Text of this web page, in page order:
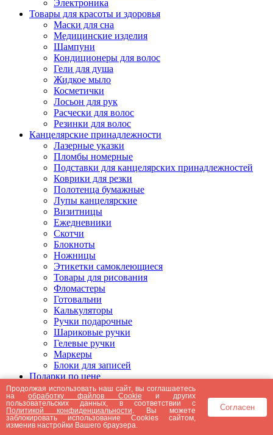
Электроника
Товары для красоты и здоровья
Маски для сна
Медицинские изделия
Шампуни
Кондиционеры для волос
Гели для душа
Жидкое мыло
Косметички
Лосьон для рук
Расчески для волос
Резинки для волос
Канцелярские принадлежности
Лазерные указки
Пломбы номерные
Подставки для канцелярских принадлежностей
Коврики для резки
Полотенца бумажные
Лупы канцелярские
Визитницы
Ежедневники
Скотчи
Блокноты
Ножницы
Этикетки самоклеющиеся
Товары для рисования
Фломастеры
Готовальни
Калькуляторы
Ручки подарочные
Шариковые ручки
Гелевые ручки
Маркеры
Блоки для записей
Подарки по цене
Подарки от 5000 рублей
Подарки до 5000 рублей
Подарки до 3000 рублей
Подарки до 2000 рублей
Подарки до 1000 рублей
Продолжая использовать наш сайт, вы соглашаетесь
наобработку файлов Cookie и других
пользовательских данных, в соответствии с
Политикой конфиденциальности . Вы можете
заблокировать использование Cookies сайтом,
изменив настройки Вашего браузера.
Согласен